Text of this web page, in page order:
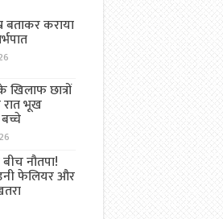
बताकर कराया
छात्रों
रात भूख
नौतपा!
फेलियर और